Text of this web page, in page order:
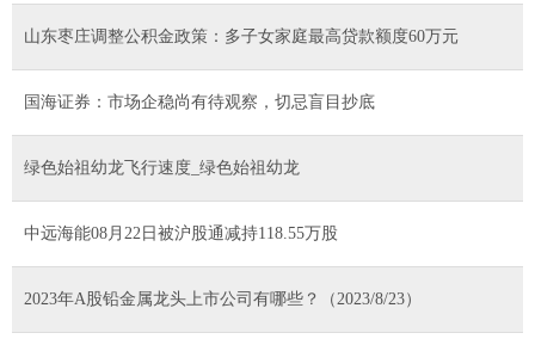
山东枣庄调整公积金政策：多子女家庭最高贷款额度60万元
国海证券：市场企稳尚有待观察，切忌盲目抄底
绿色始祖幼龙飞行速度_绿色始祖幼龙
中远海能08月22日被沪股通减持118.55万股
2023年A股铅金属龙头上市公司有哪些？（2023/8/23）